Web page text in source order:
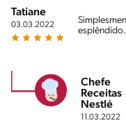
Tatiane
03.03.2022
esplêndido.
Chefe
Receitas
Nestlé
11.03.2022